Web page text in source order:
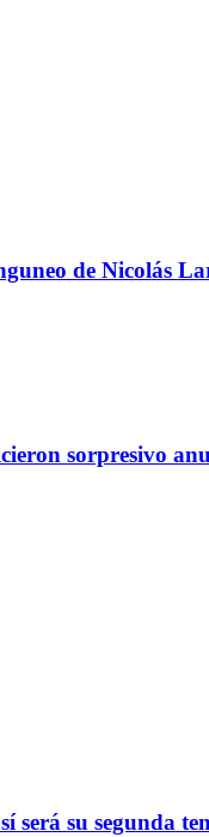
de Nicolás
sorpresivo
será su segunda